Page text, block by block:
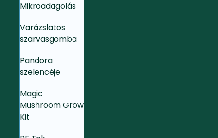
Mikroadagolás
Varázslatos
szarvasgomba
Pandora
szelencéje
Magic
Mushroom Grow
Kit